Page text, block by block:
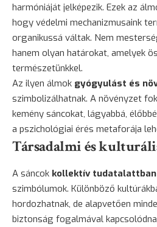
harmóniáját jelképezik. Ezek az
hogy védelmi mechanizmusaink
organikussá váltak. Nem
hanem olyan határokat, amelyek
természetünkkel.
Az ilyen álmok gyógyulást és
szimbolizálhatnak. A növényzet
kemény sáncokat, lágyabbá,
a pszichológiai érés metaforája
Társadalmi és
A sáncok kollektív tudatalattban
szimbólumok. Különböző
hordozhatnak, de alapvetően
biztonság fogalmával